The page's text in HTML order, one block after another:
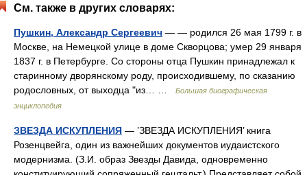
См. также в других словарях:
Пушкин, Александр Сергеевич — — родился 26 мая 1799 г. в
Москве, на Немецкой улице в доме Скворцова; умер 29 января
1837 г. в Петербурге. Со стороны отца Пушкин принадлежал к
старинному дворянскому роду, происходившему, по сказанию
родословных, от выходца "из… …
Большая биографическая
энциклопедия
ЗВЕЗДА ИСКУПЛЕНИЯ — ’ЗВЕЗДА ИСКУПЛЕНИЯ’ книга
Розенцвейга, один из важнейших документов иудаистского
модернизма. (З.И. образ Звезды Давида, одновременно